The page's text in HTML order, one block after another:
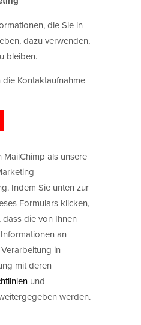
die Sie in
dazu verwenden,
bleiben.
Kontaktaufnahme
MailChimp als unsere
Indem Sie unten zur
Formulars klicken,
dass die von Ihnen
an
in
mit deren
und
werden.